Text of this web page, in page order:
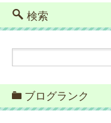
検索
ブログランク